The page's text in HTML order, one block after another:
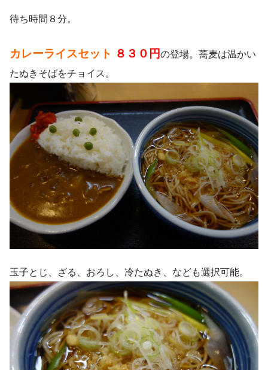
待ち時間８分。
カレーライスセット ８３０円の登場。蕎麦は温かい
たぬきそばをチョイス。
玉子とじ、ざる、おろし、冷たぬき、なども選択可能。